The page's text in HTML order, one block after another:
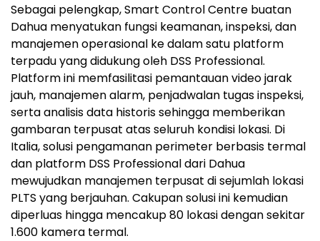
Sebagai pelengkap, Smart Control Centre buatan
Dahua menyatukan fungsi keamanan, inspeksi, dan
manajemen operasional ke dalam satu platform
terpadu yang didukung oleh DSS Professional.
Platform ini memfasilitasi pemantauan video jarak
jauh, manajemen alarm, penjadwalan tugas inspeksi,
serta analisis data historis sehingga memberikan
gambaran terpusat atas seluruh kondisi lokasi. Di
Italia, solusi pengamanan perimeter berbasis termal
dan platform DSS Professional dari Dahua
mewujudkan manajemen terpusat di sejumlah lokasi
PLTS yang berjauhan. Cakupan solusi ini kemudian
diperluas hingga mencakup 80 lokasi dengan sekitar
1.600 kamera termal.